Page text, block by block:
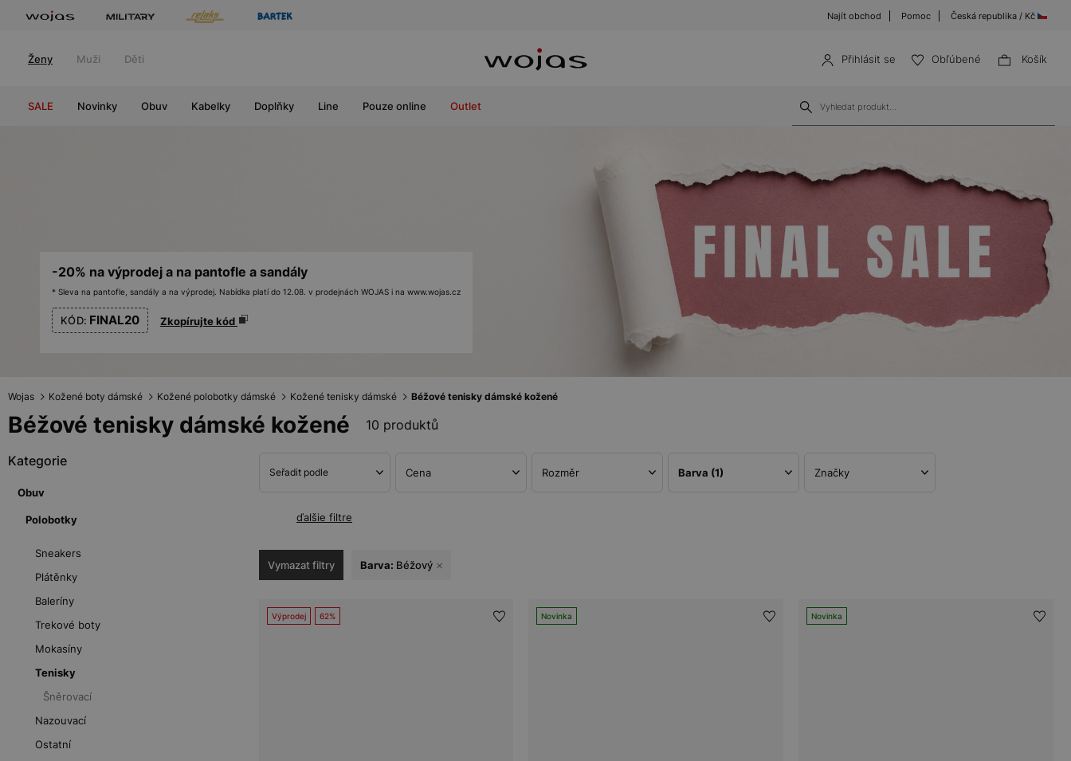
Najít obchod Pomoc Česká republika / Kč
Ženy Muži Děti Přihlásit se Obľúbené Košík
SALE Novinky Obuv Kabelky Doplňky Line Pouze online Outlet
-20% na výprodej a na pantofle a sandály
* Sleva na pantofle, sandály a na výprodej. Nabídka platí do 12.08. v prodejnách WOJAS i na www.wojas.cz
KÓD: FINAL20 Zkopírujte kód
Wojas Kožené boty dámské Kožené polobotky dámské Kožené tenisky dámské Béžové tenisky dámské kožené
Béžové tenisky dámské kožené 10 produktů
Kategorie
Obuv
Polobotky
Sneakers
Plátěnky
Baleríny
Trekové boty
Mokasíny
Tenisky
Šněrovací
Nazouvací
Ostatní
Seřadit podle Cena Rozměr Barva (1) Značky
ďalšie filtre
Vymazat filtry Barva: Béžový
Výprodej 62% Novinka Novinka